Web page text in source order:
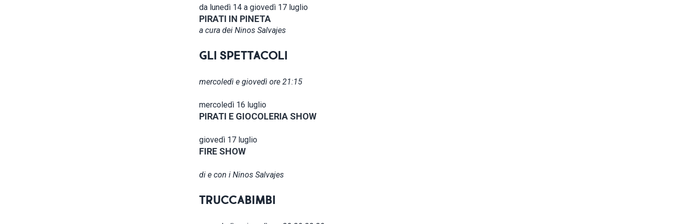
da lunedì 14 a giovedì 17 luglio
PIRATI IN PINETA
a cura dei Ninos Salvajes
GLI SPETTACOLI
mercoledì e giovedì ore 21:15
mercoledì 16 luglio
PIRATI E GIOCOLERIA SHOW
giovedì 17 luglio
FIRE SHOW
di e con i Ninos Salvajes
TRUCCABIMBI